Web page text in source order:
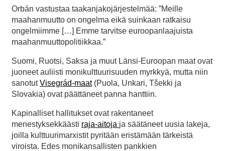
Orbán vastustaa taakanjakojärjestelmää: ”Meille
maahanmuutto on ongelma eikä suinkaan ratkaisu
ongelmiimme […] Emme tarvitse euroopanlaajuista
maahanmuuttopolitiikkaa.”
Suomi, Ruotsi, Saksa ja muut Länsi-Euroopan maat ovat
juoneet auliisti monikulttuurisuuden myrkkyä, mutta niin
sanotutVisegrád-maat(Puola, Unkari, Tšekki ja
Slovakia) ovat päättäneet panna hanttiin.
Kapinalliset hallitukset ovat rakentaneet
menestyksekkäästi raja-aitoja ja säätäneet uusia lakeja,
joilla kulttuurimarxistit pyritään eristämään tärkeistä
viroista. Edes monikansallisten pankkien